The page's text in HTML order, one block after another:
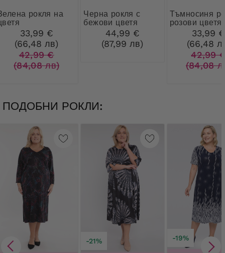
на
33,99 €
(66,48 лв)
42,99 €
(84,08 лв)
Черна рокля с
бежови цветя
44,99 €
(87,99 лв)
Тъмносиня рокля с
розови цветя
33,99 €
(66,48
42,99
(84,08
ПОДОБНИ РОКЛИ:
-21% -19%